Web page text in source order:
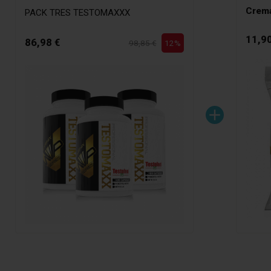
PACK TRES TESTOMAXXX
86,98 € 98,85 € 12%
add